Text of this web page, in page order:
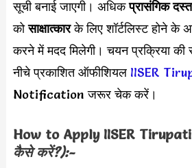
सूची बनाई जाएगी। अधिकप्रासंगिक
कोसाक्षात्कारके लिए शॉर्टलिस्ट होने के
करने में मदद मिलेगी। चयन प्रक्रिया की
नीचे प्रकाशित ऑफीशियल IISER
Notification जरूर चेक करें।
How to Apply IISER Tirupati
कैसे करें?):-